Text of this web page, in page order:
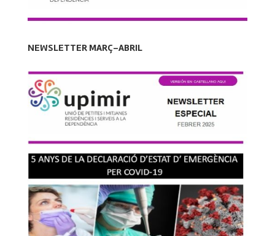
NEWSLETTER MARÇ-ABRIL